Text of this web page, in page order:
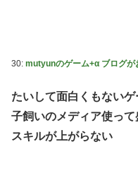
30: mutyunのゲーム+α ブログが
たいして面白くもないゲ
子飼いのメディア使っ
スキルが上がらない